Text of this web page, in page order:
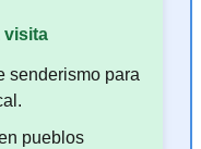
visita
senderismo para
pueblos